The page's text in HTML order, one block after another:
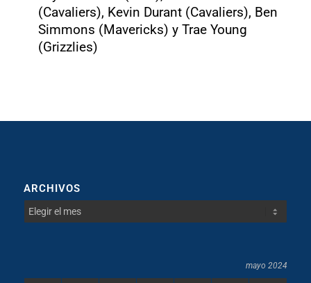
(Cavaliers), Kevin Durant (Cavaliers), Ben
Simmons (Mavericks) y Trae Young
(Grizzlies)
ARCHIVOS
mayo 2024